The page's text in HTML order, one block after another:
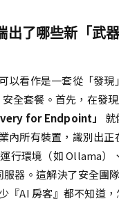
了哪些新「武
以看作是一套從「發現
全套餐。首先，在發現
for Endpoint」
就
內所有裝置，識別出正
行環境（如 Ollama）
器。這解決了安全團
『AI 房客』都不知道，